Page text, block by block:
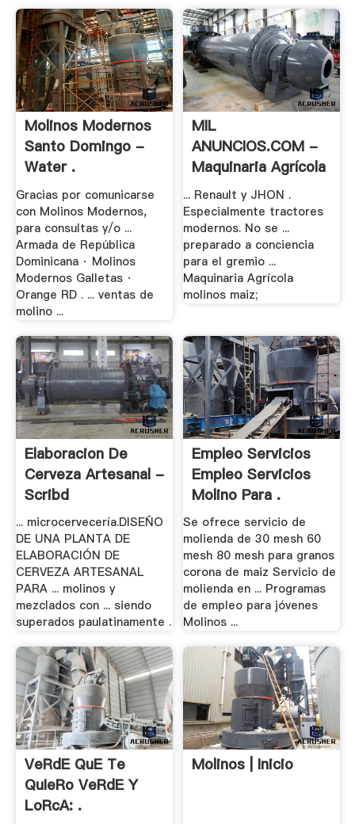
Molinos Modernos
Santo Domingo -
Water .
Gracias por comunicarse
con Molinos Modernos,
para consultas y/o ...
Armada de República
Dominicana · Molinos
Modernos Galletas ·
Orange RD . ... ventas de
molino ...
MIL
ANUNCIOS.COM -
Maquinaria Agrícola
. .
... Renault y JHON .
Especialmente tractores
modernos. No se ...
preparado a conciencia
para el gremio ...
Maquinaria Agrícola
molinos maiz;
Elaboracion De
Cerveza Artesanal -
Scribd
... microcervecería.DISEÑO
DE UNA PLANTA DE
ELABORACIÓN DE
CERVEZA ARTESANAL
PARA ... molinos y
mezclados con ... siendo
superados paulatinamente .
Empleo Servicios
Empleo Servicios
Molino Para .
Se ofrece servicio de
molienda de 30 mesh 60
mesh 80 mesh para granos
corona de maiz Servicio de
molienda en ... Programas
de empleo para jóvenes
Molinos ...
VeRdE QuE Te
QuIeRo VeRdE Y
LoRcA: .
Molinos | Inicio